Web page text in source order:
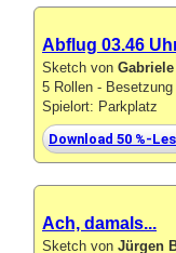
Abflug 03.46
Sketch von
5 Rollen -
Spielort: Parkplatz
Download 50 %-
Ach, damals...
Sketch von Jürgen